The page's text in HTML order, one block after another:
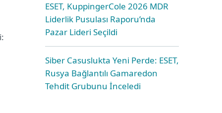
ESET, KuppingerCole 2026 MDR
Liderlik Pusulası Raporu’nda
Pazar Lideri Seçildi
Siber Casuslukta Yeni Perde: ESET,
Rusya Bağlantılı Gamaredon
Tehdit Grubunu İnceledi